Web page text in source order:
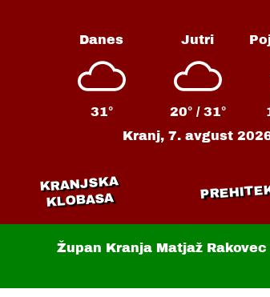
Danes
31°
Jutri
20° / 31°
Kranj,7. avgust
KRANJSKA
KLOBASA
Župan Kranja Matjaž